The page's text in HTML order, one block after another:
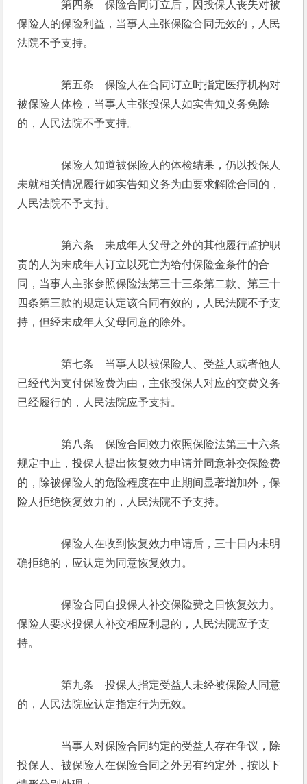
第四条　保险合同订立后，因投保人丧失对被
保险人的保险利益，当事人主张保险合同无效的，人民
法院不予支持。
第五条　保险人在合同订立时指定医疗机构对
被保险人体检，当事人主张投保人如实告知义务免除
的，人民法院不予支持。
保险人知道被保险人的体检结果，仍以投保人
未就相关情况履行如实告知义务为由要求解除合同的，
人民法院不予支持。
第六条　未成年人父母之外的其他履行监护职
责的人为未成年人订立以死亡为给付保险金条件的合
同，当事人主张参照保险法第三十三条第二款、第三十
四条第三款的规定认定该合同有效的，人民法院不予支
持，但经未成年人父母同意的除外。
第七条　当事人以被保险人、受益人或者他人
已经代为支付保险费为由，主张投保人对应的交费义务
已经履行的，人民法院应予支持。
第八条　保险合同效力依照保险法第三十六条
规定中止，投保人提出恢复效力申请并同意补交保险费
的，除被保险人的危险程度在中止期间显著增加外，保
险人拒绝恢复效力的，人民法院不予支持。
保险人在收到恢复效力申请后，三十日内未明
确拒绝的，应认定为同意恢复效力。
保险合同自投保人补交保险费之日恢复效力。
保险人要求投保人补交相应利息的，人民法院应予支
持。
第九条　投保人指定受益人未经被保险人同意
的，人民法院应认定指定行为无效。
当事人对保险合同约定的受益人存在争议，除
投保人、被保险人在保险合同之外另有约定外，按以下